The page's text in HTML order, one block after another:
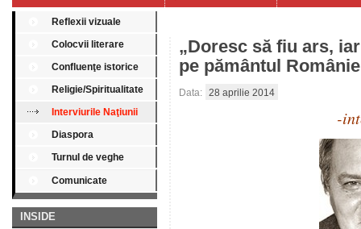
Reflexii vizuale
Colocvii literare
Confluenţe istorice
Religie/Spiritualitate
Interviurile Naţiunii
Diaspora
Turnul de veghe
Comunicate
INSIDE
„Doresc să fiu ars,
pe pământul
Data: 28 aprilie 2014
-